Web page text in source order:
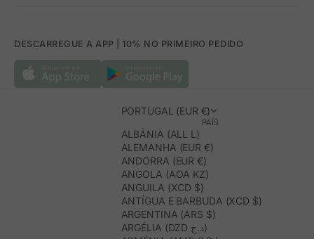
DESCARREGUE A APP | 10% NO PRIMEIRO PEDIDO
PORTUGAL (EUR €)
PAÍS
ALBÂNIA (ALL L)
ALEMANHA (EUR €)
ANDORRA (EUR €)
ANGOLA (AOA KZ)
ANGUILA (XCD $)
ANTÍGUA E BARBUDA (XCD $)
ARGENTINA (ARS $)
ARGÉLIA (DZD د.ج)